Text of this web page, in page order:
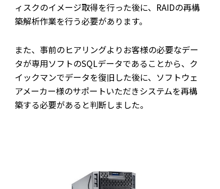
ィスクのイメージ取得を行った後に、RAIDの再構
築解析作業を行う必要があります。
また、事前のヒアリングよりお客様の必要なデー
タが専用ソフトのSQLデータであることから、ク
イックマンでデータを復旧した後に、ソフトウェ
アメーカー様のサポートいただきシステムを再構
築する必要があると判断しました。